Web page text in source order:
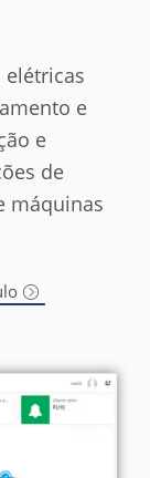
elétricas
e
e
de
máquinas